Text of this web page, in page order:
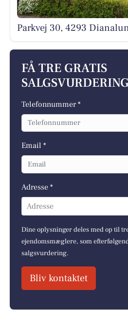
Parkvej 30, 4293
FÅ TRE GRATIS
Telefonnummer *
Email *
Adresse *
Adresse
Dine oplysninger deles med op til
ejendomsmæglere, som
salgsvurdering.
Bliv kontaktet